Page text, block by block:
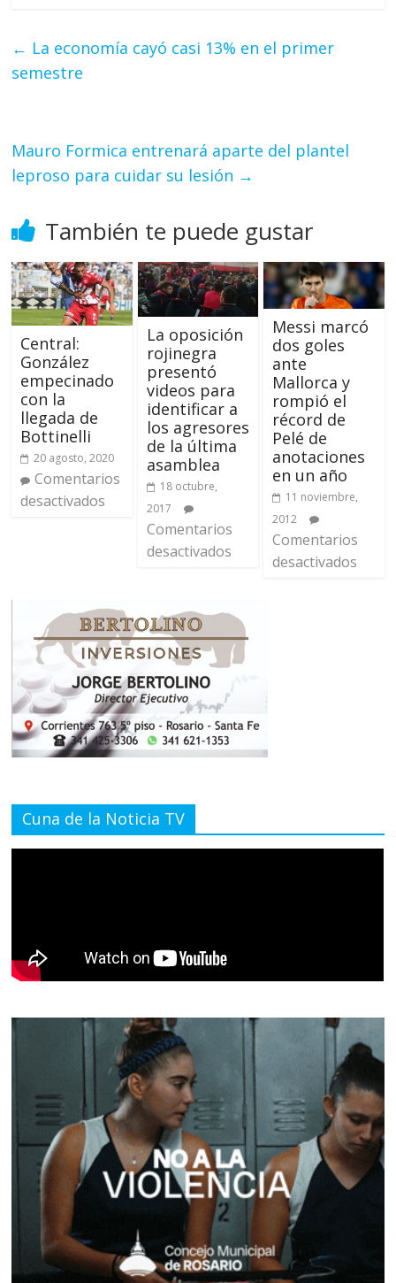
← La economía cayó casi 13% en el primer
semestre
Mauro Formica entrenará aparte del plantel
leproso para cuidar su lesión →
También te puede gustar
Central:
González
empecinado
con la
llegada de
Bottinelli
20 agosto, 2020
Comentarios
desactivados
La oposición
rojinegra
presentó
videos para
identificar a
los agresores
de la última
asamblea
18 octubre,
2017
Comentarios
desactivados
Messi marcó
dos goles
ante
Mallorca y
rompió el
récord de
Pelé de
anotaciones
en un año
11 noviembre,
2012
Comentarios
desactivados
Cuna de la Noticia TV